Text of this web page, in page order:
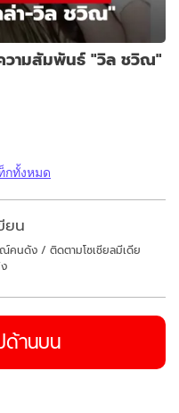
วามสัมพันธ์ "วิล ชวิณ"
กทั้งหมด
ยน
คนดัง / ติดตามโซเชียลมีเดีย
ด้านบน